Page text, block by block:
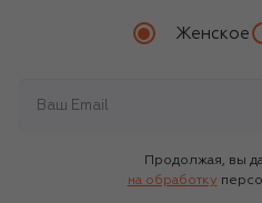
Женское
Продолжая, вы
на обработку